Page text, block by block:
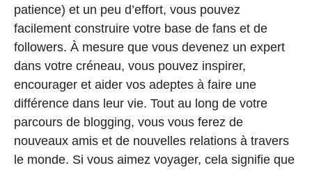
patience) et un peu d’effort, vous pouvez
facilement construire votre base de fans et de
followers. À mesure que vous devenez un expert
dans votre créneau, vous pouvez inspirer,
encourager et aider vos adeptes à faire une
différence dans leur vie. Tout au long de votre
parcours de blogging, vous vous ferez de
nouveaux amis et de nouvelles relations à travers
le monde. Si vous aimez voyager, cela signifie que